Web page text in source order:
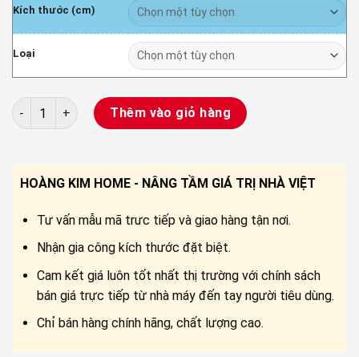
Kích thước (cm)
Loại
Chăn ga Tencel trơn màu đỏ số lượng
Thêm vào giỏ hàng
HOÀNG KIM HOME - NÂNG TẦM GIÁ TRỊ NHÀ VIỆT
Tư vấn mẫu mã trưc tiếp và giao hàng tận nơi.
Nhận gia công kích thước đặt biệt.
Cam kết giá luôn tốt nhất thị trường với chính sách
bán giá trực tiếp từ nhà máy đến tay người tiêu dùng.
Chỉ bán hàng chính hãng, chất lượng cao.